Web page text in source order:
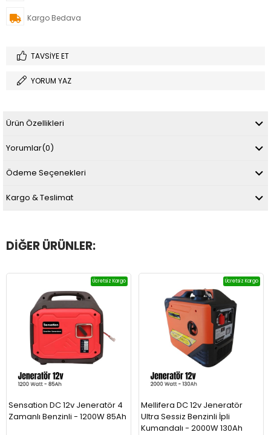
Kargo Bedava
TAVSIYE ET
YORUM YAZ
Ürün Özellikleri
Yorumlar(0)
Ödeme Seçenekleri
Kargo & Teslimat
DIĞER ÜRÜNLER:
Sensation DC 12v Jeneratör 4
Zamanlı Benzinli - 1200W 85Ah
Ücretsiz Kargo
Mellifera DC 12v Jeneratör
Ultra Sessiz Benzinli İpli
Kumandalı - 2000W 130Ah
Ücretsiz Kargo